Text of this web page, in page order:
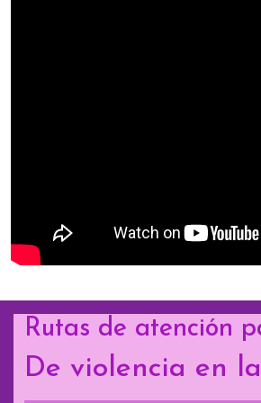
Rutas de atención
De violencia en